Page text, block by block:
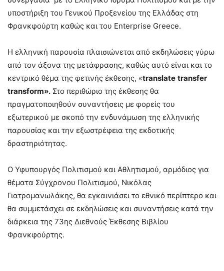
υποστήριξη του Γενικού Προξενείου της Ελλάδας στη
Φρανκφούρτη καθώς και του Enterprise Greece.
Η ελληνική παρουσία πλαισιώνεται από εκδηλώσεις γύρω
από τον άξονα της μετάφρασης, καθώς αυτό είναι και το
κεντρικό θέμα της φετινής έκθεσης, «translate transfer
transform». Στο περιθώριο της έκθεσης θα
πραγματοποιηθούν συναντήσεις με φορείς του
εξωτερικού με σκοπό την ενδυνάμωση της ελληνικής
παρουσίας και την εξωστρέφεια της εκδοτικής
δραστηριότητας.
Ο Υφυπουργός Πολιτισμού και Αθλητισμού, αρμόδιος για
θέματα Σύγχρονου Πολιτισμού, Νικόλας
Γιατρομανωλάκης, θα εγκαινιάσει το εθνικό περίπτερο και
θα συμμετάσχει σε εκδηλώσεις και συναντήσεις κατά την
διάρκεια της 73ης Διεθνούς Έκθεσης Βιβλίου
Φρανκφούρτης.